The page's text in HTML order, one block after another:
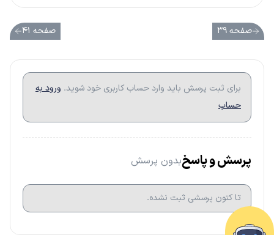
صفحه ۳۹ صفحه ۴۱
برای ثبت پرسش باید وارد حساب کاربری خود شوید. ورود به
حساب
پرسش و پاسخبدون پرسش
تا کتون پرسشی ثبت نشده.